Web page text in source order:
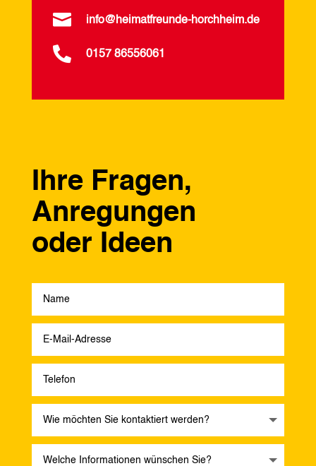
 info@heimatfreunde-horchheim.de
 0157 86556061
Ihre Fragen,
Anregungen
oder Ideen